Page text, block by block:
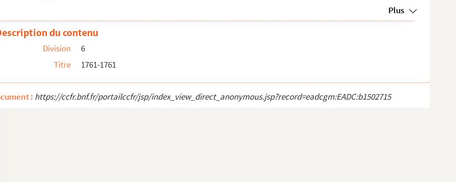
de la communauté de Coinches en 1778… de...
la fabrique de l’église de Coinches.
dépenses de la fabrique.
de la Meurthe et des Vosges, par ...
de S
la vie du clergé des paroisses de la ré...
Plus
du contenu
Division
6
Titre
1761-1761
: https://ccfr.bnf.fr/portailccfr/jsp/index_view_direct_anonymous.jsp?record=eadcgm:EADC:b1502715